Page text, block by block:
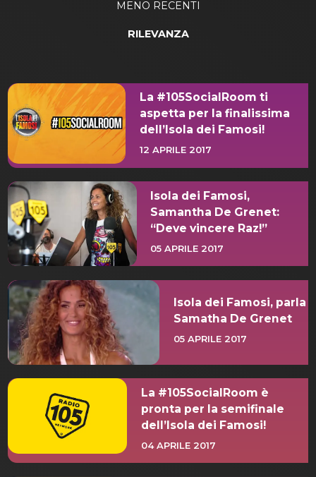
MENO RECENTI
RILEVANZA
La #105SocialRoom ti
aspetta per la finalissima
dell’Isola dei Famosi!
12 APRILE 2017
Isola dei Famosi,
Samantha De Grenet:
“Deve vincere Raz!”
05 APRILE 2017
Isola dei Famosi, parla
Samatha De Grenet
05 APRILE 2017
La #105SocialRoom è
pronta per la semifinale
dell’Isola dei Famosi!
04 APRILE 2017